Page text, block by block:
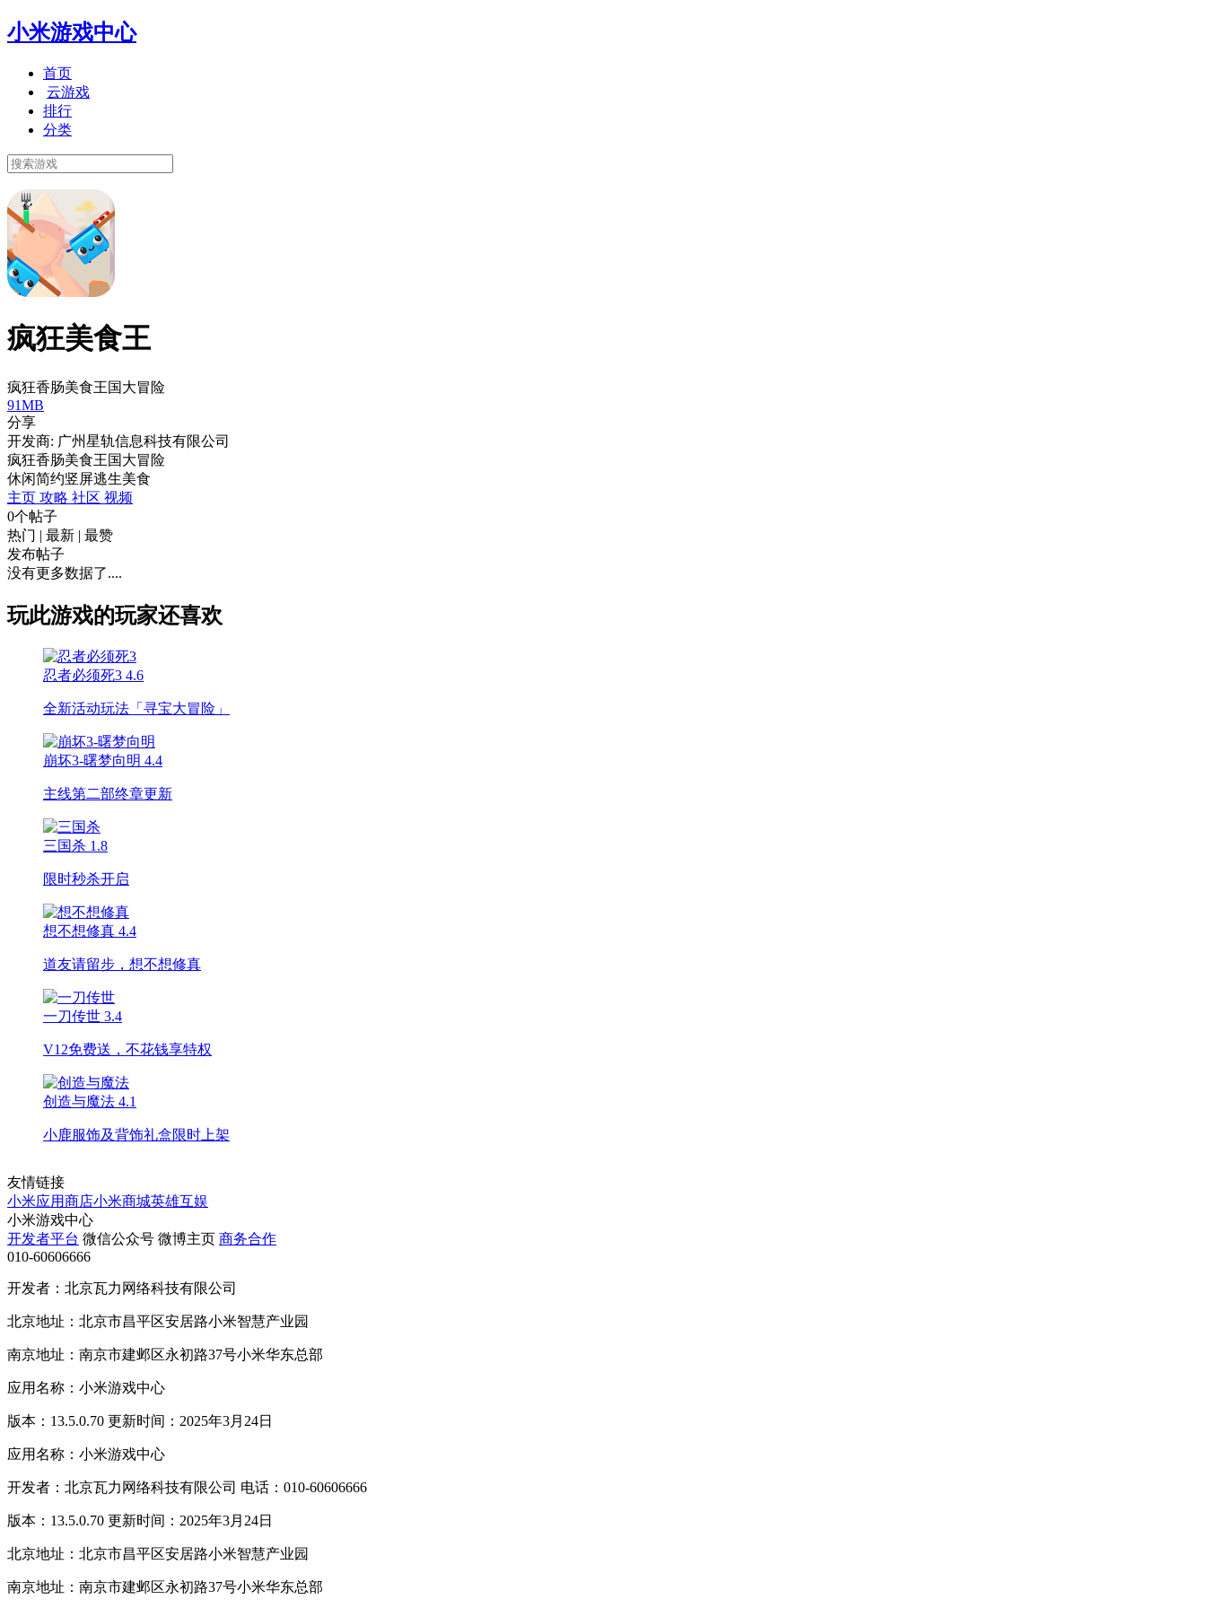
小米游戏中心
首页
云游戏
排行
分类
疯狂美食王
疯狂香肠美食王国大冒险
91MB
分享
开发商: 广州星轨信息科技有限公司
疯狂香肠美食王国大冒险
休闲简约竖屏逃生美食
主页 攻略 社区 视频
0个帖子
热门 | 最新 | 最赞
发布帖子
没有更多数据了....
玩此游戏的玩家还喜欢
忍者必须死3 4.6
全新活动玩法「寻宝大冒险」
崩坏3-曙梦向明 4.4
主线第二部终章更新
三国杀 1.8
限时秒杀开启
想不想修真 4.4
道友请留步，想不想修真
一刀传世 3.4
V12免费送，不花钱享特权
创造与魔法 4.1
小鹿服饰及背饰礼盒限时上架
友情链接
小米应用商店小米商城英雄互娱
小米游戏中心
开发者平台 微信公众号 微博主页 商务合作
010-60606666
开发者：北京瓦力网络科技有限公司
北京地址：北京市昌平区安居路小米智慧产业园
南京地址：南京市建邺区永初路37号小米华东总部
应用名称：小米游戏中心
版本：13.5.0.70 更新时间：2025年3月24日
应用名称：小米游戏中心
开发者：北京瓦力网络科技有限公司 电话：010-60606666
版本：13.5.0.70 更新时间：2025年3月24日
北京地址：北京市昌平区安居路小米智慧产业园
南京地址：南京市建邺区永初路37号小米华东总部